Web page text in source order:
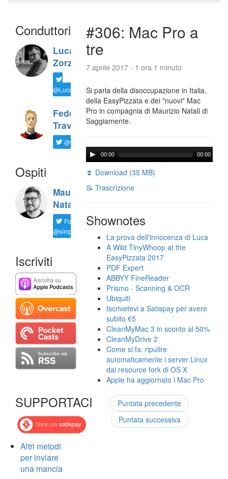
Conduttori
Luca
Zorzi
@LucaTNT
Federico
Travaini
@ftrava
Ospiti
Maurizio
Natali
Follow
@simplemal
Iscriviti
SUPPORTACI
Altri metodi
per inviare
una mancia
#306: Mac Pro a
tre
7 aprile 2017 - 1 ora 1 minuto
Si parla della disoccupazione in Italia,
della EasyPizzata e dei "nuovi" Mac
Pro in compagnia di Maurizio Natali di
Saggiamente.
00:00 00:00
⏬ Download (35 MB)
📝 Trascrizione
Shownotes
La prova dell'innocenza di Luca
A Wild TinyWhoop at the
EasyPizzata 2017
PDF Expert
ABBYY FineReader
Prismo - Scanning & OCR
Ubiquiti
Iscrivetevi a Satispay per avere
subito €5
CleanMyMac 3 in sconto al 50%
CleanMyDrive 2
Come si fa: ripulire
automaticamente i server Linux
dai resource fork di OS X
Apple ha aggiornato i Mac Pro
Puntata precedente
Puntata successiva